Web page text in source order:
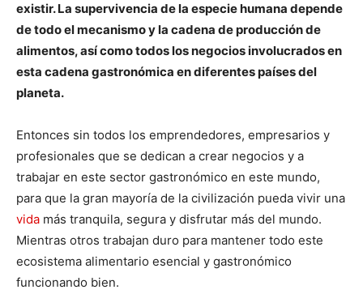
existir. La supervivencia de la especie humana depende
de todo el mecanismo y la cadena de producción de
alimentos, así como todos los negocios involucrados en
esta cadena gastronómica en diferentes países del
planeta.
Entonces sin todos los emprendedores, empresarios y
profesionales que se dedican a crear negocios y a
trabajar en este sector gastronómico en este mundo,
para que la gran mayoría de la civilización pueda vivir una
vida más tranquila, segura y disfrutar más del mundo.
Mientras otros trabajan duro para mantener todo este
ecosistema alimentario esencial y gastronómico
funcionando bien.